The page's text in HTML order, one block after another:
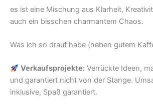
es ist eine Mischung aus Klarheit,
auch ein bisschen charmantem Chaos.
Was ich so drauf habe (neben gutem
Verkaufsprojekte:Verrückte Ideen,
und garantiert nicht von der Stange.
inklusive, Spaß garantiert.